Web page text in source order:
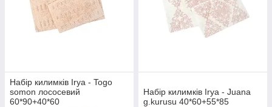
Набір килимків Irya - Togo
somon лососевий
60*90+40*60
Набір килимків Irya - Juana
g.kurusu 40*60+55*85